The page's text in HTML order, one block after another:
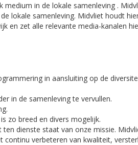
in de lokale samenleving .
lokale samenleving. Midvliet houdt
en zet alle relevante media-kanalen
in aansluiting op de
in de samenleving te vervullen.
zo breed en divers mogelijk.
dienste staat van onze missie.
verbeteren van kwaliteit,